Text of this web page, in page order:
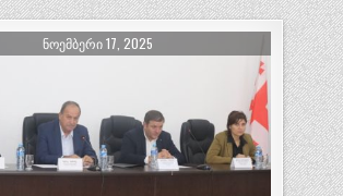
ᲜᲝᲔᲛᲑᲔᲠᲘ 17, 2025